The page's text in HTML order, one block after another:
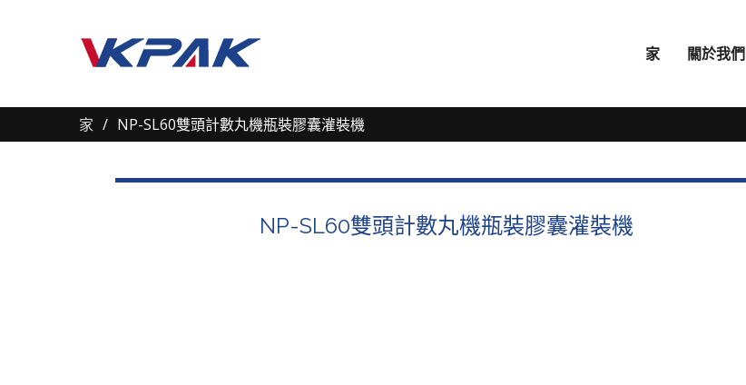
家 關於我們
家 NP-SL60雙頭計數丸機瓶裝膠囊灌裝機
NP-SL60雙頭計數丸機瓶裝膠囊灌裝機